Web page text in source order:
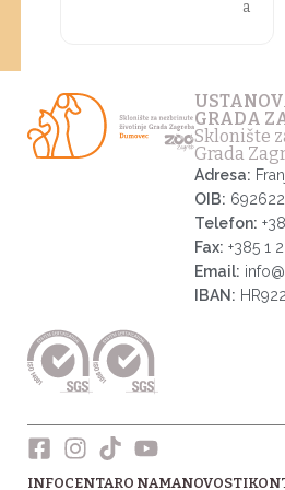
a
GRADA
Sklonište
Grada
Adresa:
OIB:
Telefon:
Fax: +385 1
Email:
IBAN:
INFOCENTARO NAMANOVOSTI